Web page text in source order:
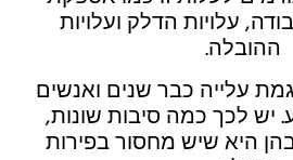
עלויות הדלק ועלויות
ההובלה.
עלייה כבר שנים ואנשים
יש לכך כמה סיבות שונות,
היא שיש מחסור בפירות